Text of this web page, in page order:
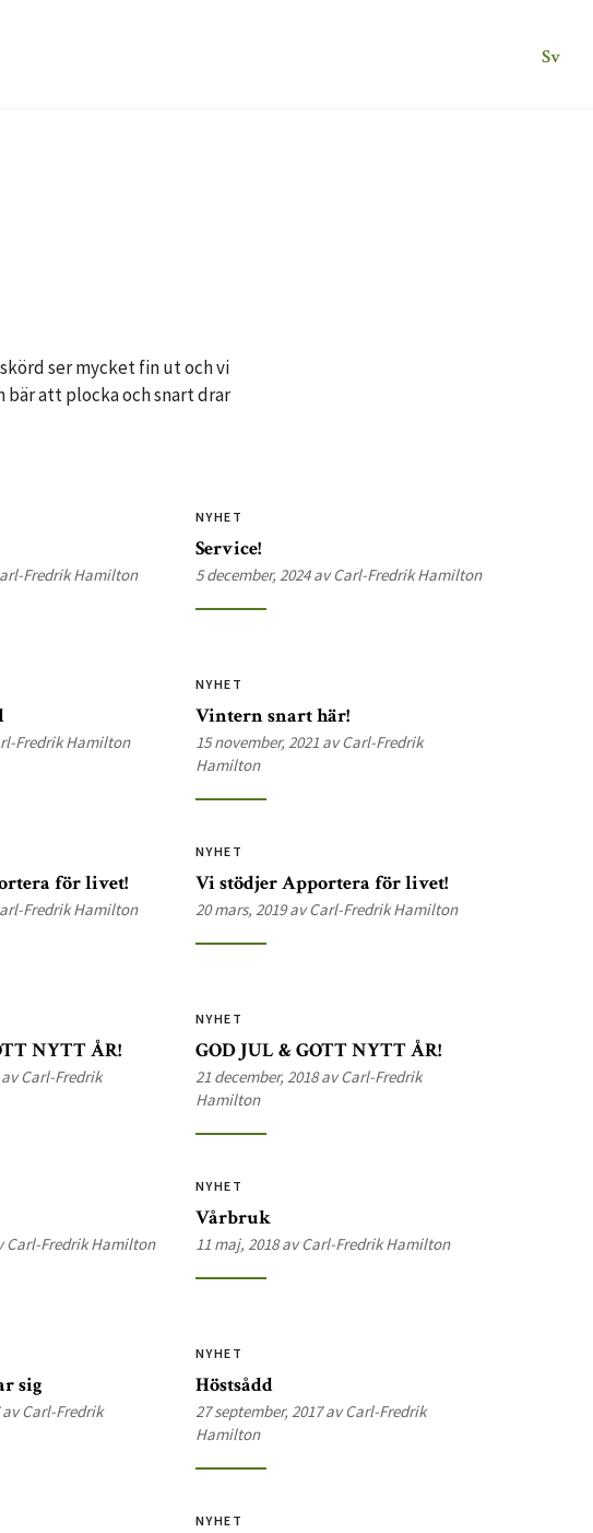
Sv
ser mycket fin ut och vi
bär att plocka och snart drar
Fredrik Hamilton
NYHET
Service!
5 december, 2024 av Carl-Fredrik Hamilton
Fredrik Hamilton
NYHET
Vintern snart här!
15 november, 2021 av Carl-Fredrik
Hamilton
för livet!
Fredrik Hamilton
NYHET
Vi stödjer Apportera för livet!
20 mars, 2019 av Carl-Fredrik Hamilton
NYTT ÅR!
Carl-Fredrik
NYHET
GOD JUL & GOTT NYTT ÅR!
21 december, 2018 av Carl-Fredrik
Hamilton
Carl-Fredrik Hamilton
NYHET
Vårbruk
11 maj, 2018 av Carl-Fredrik Hamilton
sig
av Carl-Fredrik
NYHET
Höstsådd
27 september, 2017 av Carl-Fredrik
Hamilton
NYHET